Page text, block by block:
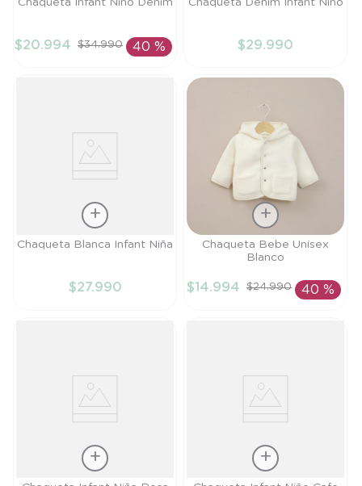
Chaqueta Infant Niño Denim
$20.994 $34.990 40 %
Chaqueta Denim Infant Niño
$29.990
Talla
Chaqueta Blanca Infant Niña
$27.990
Talla
AÑADIR AL
Chaqueta Bebe Unisex
Blanco
$14.994 $24.990 40 %